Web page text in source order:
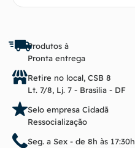
Produtos à
Pronta entrega
Retire no local, CSB 8
Lt. 7/8, Lj. 7 - Brasília - DF
Selo empresa Cidadã
Ressocialização
Seg. a Sex - de 8h às 17:30h